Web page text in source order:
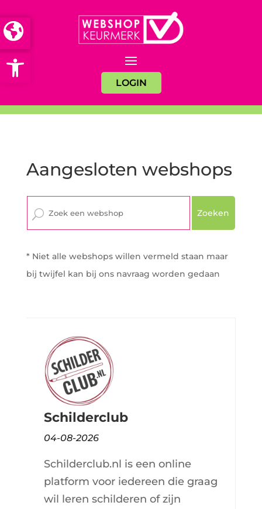
Open toolbar
LOGIN
Aangesloten webshops
Zoeken
* Niet alle webshops willen vermeld staan maar
bij twijfel kan bij ons navraag worden gedaan
Schilderclub
04-08-2026
Schilderclub.nl is een online
platform voor iedereen die graag
wil leren schilderen of zijn